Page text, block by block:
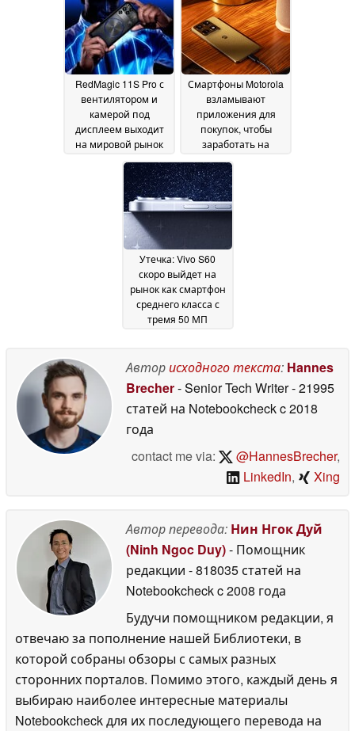
RedMagic 11S Pro с
вентилятором и
камерой под
дисплеем выходит
на мировой рынок
27 May 2026
Смартфоны Motorola
взламывают
приложения для
покупок, чтобы
заработать на
Утечка: Vivo S60
скоро выйдет на
рынок как смартфон
среднего класса с
тремя 50 МП
Авторисходного текста: Hannes
Brecher- Senior Tech Writer- 21995
статей на Notebookcheckc 2018
года
contact me via:
@HannesBrecher,
LinkedIn, Xing
Автор перевода: Нин Нгок Дуй
(Ninh Ngoc Duy)- Помощник
редакции - 818035 статей на
Notebookcheckc 2008 года
Будучи помощником редакции, я
отвечаю за пополнение нашей Библиотеки, в
которой собраны обзоры с самых разных
сторонних порталов. Помимо этого, каждый день я
выбираю наиболее интересные материалы
Notebookcheck для их последующего перевода на